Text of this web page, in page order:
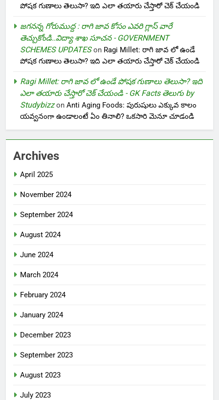
పోషక గుణాలు తెలుసా? ఇది ఎలా తయారు చేస్తారో చెక్ చేయండి
జగనన్న గోరుముద్ద : రాగి జావ కోసం ఎవరి గ్లాస్ వారే
తెచ్చుకోండి..విద్యా శాఖ సూచన - GOVERNMENT
SCHEMES UPDATESon Ragi Millet: రాగి జావ లో ఉండే
పోషక గుణాలు తెలుసా? ఇది ఎలా తయారు చేస్తారో చెక్ చేయండి
Ragi Millet: రాగి జావ లో ఉండే పోషక గుణాలు తెలుసా? ఇది
ఎలా తయారు చేస్తారో చెక్ చేయండి - GK Facts తెలుగు by
Studybizzon Anti Aging Foods: పురుషులు ఎక్కువ కాలం
యవ్వనంగా ఉండాలంటే ఏం తినాలి? ఒకసారి మెనూ చూడండి
Archives
April 2025
November 2024
September 2024
August 2024
June 2024
March 2024
February 2024
January 2024
December 2023
September 2023
August 2023
July 2023